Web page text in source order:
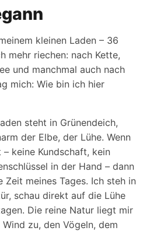
kleinen Laden – 36
mehr riechen: nach Kette,
und manchmal auch nach
mich: Wie bin ich hier
steht in Grünendeich,
der Elbe, der Lühe. Wenn
keine Kundschaft, kein
in der Hand – dann
meines Tages. Ich steh in
schau direkt auf die Lühe
Die reine Natur liegt mir
zu, den Vögeln, dem